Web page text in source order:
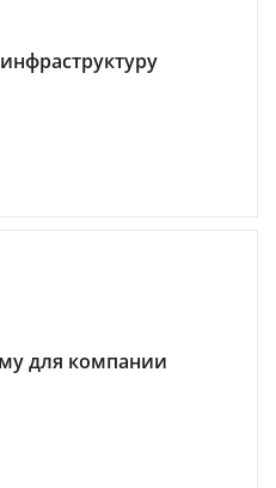
для компании